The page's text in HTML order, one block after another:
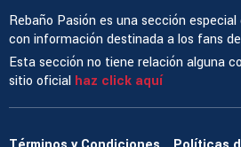
Rebaño Pasión es una sección
con información destinada a los fans
Esta sección no tiene relación alguna
sitio oficial haz click aquí